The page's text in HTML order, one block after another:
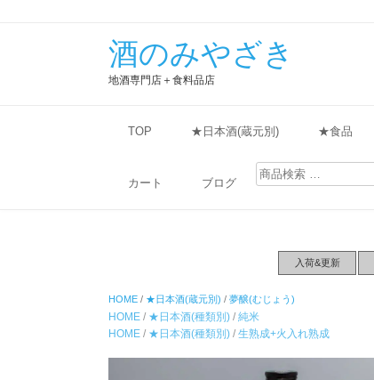
酒のみやざき
地酒専門店＋食料品店
TOP ★日本酒(蔵元別) ★食品
カート ブログ
検
索
入荷&更新
HOME / ★日本酒(蔵元別) / 夢醸(むじょう)
HOME / ★日本酒(種類別) / 純米
HOME / ★日本酒(種類別) / 生熟成+火入れ熟成